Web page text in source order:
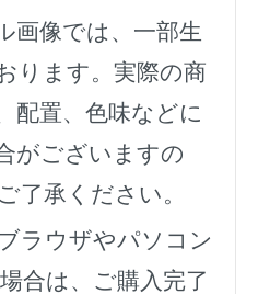
画像では、一部生
ります。実際の商
配置、色味などに
がございますの
了承ください。
ラウザやパソコン
合は、ご購入完了